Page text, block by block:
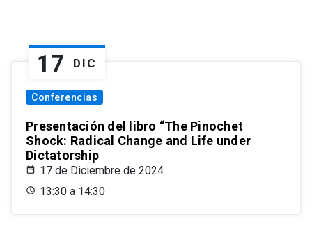
17 DIC
Conferencias
Presentación del libro “The Pinochet
Shock: Radical Change and Life under
Dictatorship
17 de Diciembre de 2024
13:30 a 14:30